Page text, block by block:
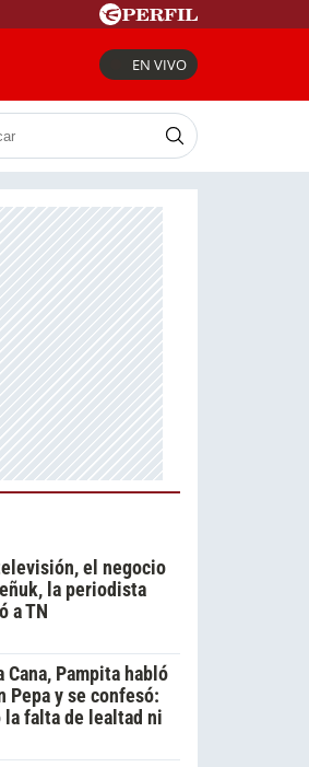
EN VIVO
el negocio
la periodista
a TN
Cana, Pampita habló
Pepa y se confesó:
la falta de lealtad ni